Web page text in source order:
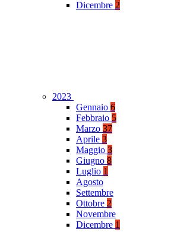
Dicembre 2
2023
Gennaio 6
Febbraio 5
Marzo 37
Aprile 3
Maggio 3
Giugno 8
Luglio 1
Agosto
Settembre
Ottobre 2
Novembre
Dicembre 1